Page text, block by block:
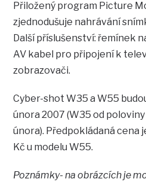
Přiložený program Picture
zjednodušuje nahrávání
Další příslušenství: řemínek
AV kabel pro připojení k
zobrazovači.
Cyber-shot W35 a W55
února 2007 (W35 od
února). Předpokládaná cena
Kč u modelu W55.
Poznámky- na obrázcích je